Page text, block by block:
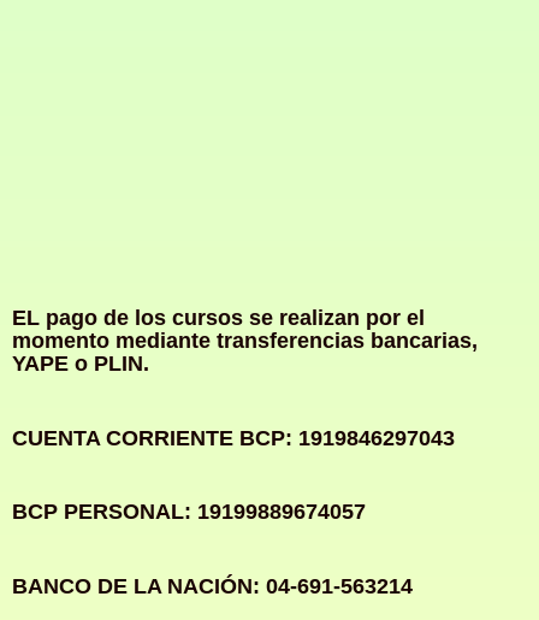
EL pago de los cursos se realizan por el
momento mediante transferencias bancarias,
YAPE o PLIN.
CUENTA CORRIENTE BCP: 1919846297043
BCP PERSONAL: 19199889674057
BANCO DE LA NACIÓN: 04-691-563214